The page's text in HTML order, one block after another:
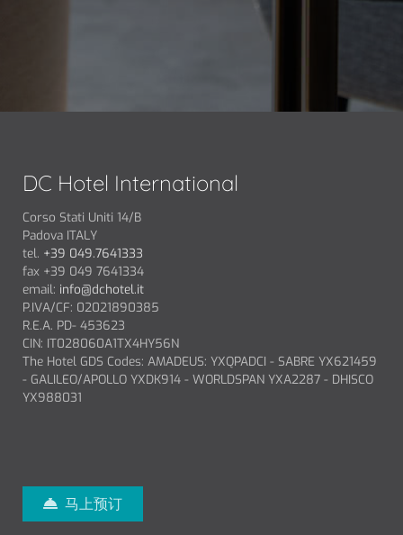
DC Hotel International
Corso Stati Uniti 14/B
Padova ITALY
tel. +39 049.7641333
fax +39 049 7641334
email: info@dchotel.it
P.IVA/CF: 02021890385
R.E.A. PD- 453623
CIN: IT028060A1TX4HY56N
The Hotel GDS Codes: AMADEUS: YXQPADCI - SABRE YX621459
- GALILEO/APOLLO YXDK914 - WORLDSPAN YXA2287 - DHISCO
YX988031
马上预订